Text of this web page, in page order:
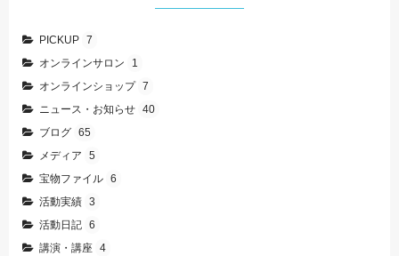
PICKUP 7
オンラインサロン
1
オンラインショップ 7
ニュース・お知らせ 40
ブログ 65
メディア
5
宝物ファイル 6
活動実績 3
活動日記 6
講演・講座 4